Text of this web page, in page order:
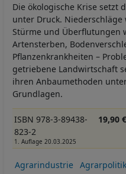
Die ökologische Krise setzt
unter Druck.
Stürme und Überflutungen
Artensterben,
Pflanzenkrankheiten –
getriebene Landwirtschaft
ihren Anbaumethoden
Grundlagen.
ISBN 978-3-89438-
823-2
1. Auflage 20.03.2025
19,90
Agrarindustrie Agrarpolitik